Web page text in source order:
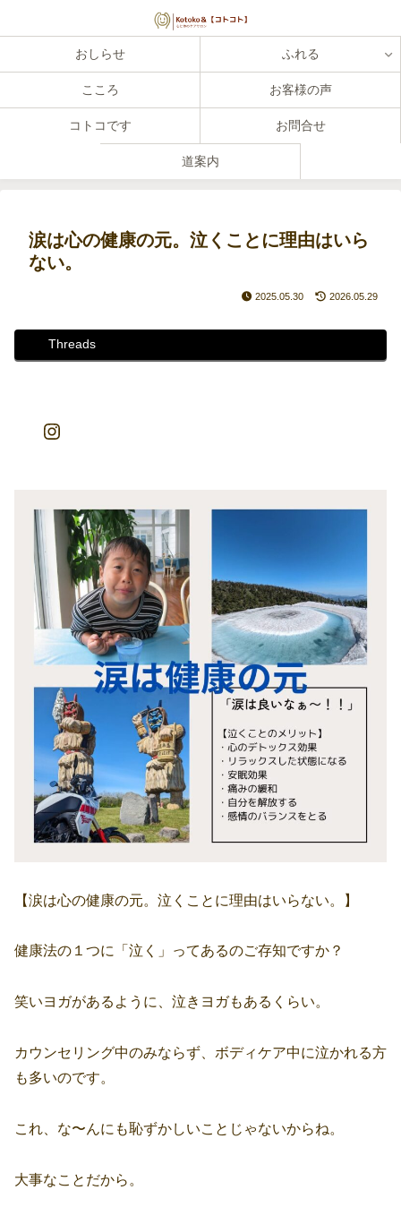
おしらせ ふれる
こころ お客様の声
コトコです お問合せ
道案内
涙は心の健康の元。泣くことに理由はいら
ない。
2025.05.30 2026.05.29
Threads
【涙は心の健康の元。泣くことに理由はいらない。】
健康法の１つに「泣く」ってあるのご存知ですか？
笑いヨガがあるように、泣きヨガもあるくらい。
カウンセリング中のみならず、ボディケア中に泣かれる方
も多いのです。
これ、な〜んにも恥ずかしいことじゃないからね。
大事なことだから。